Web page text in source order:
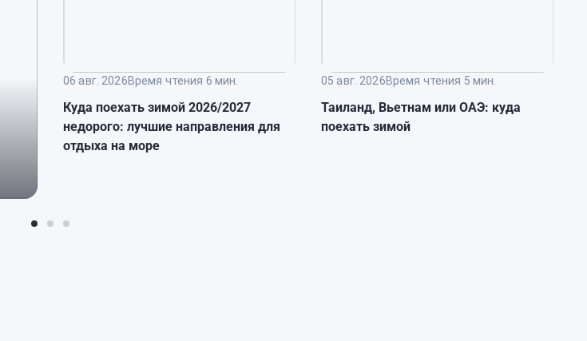
06 авг. 2026Время чтения 6 мин.
Куда поехать зимой 2026/2027
недорого: лучшие направления для
отдыха на море
05 авг. 2026Время чтения 5 мин.
Таиланд, Вьетнам или ОАЭ: куда
поехать зимой